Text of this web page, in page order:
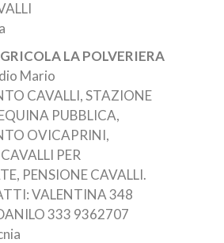
LA POLVERIERA
Mario
CAVALLI, STAZIONE
PUBBLICA,
OVICAPRINI,
PER
PENSIONE CAVALLI.
VALENTINA 348
333 9362707